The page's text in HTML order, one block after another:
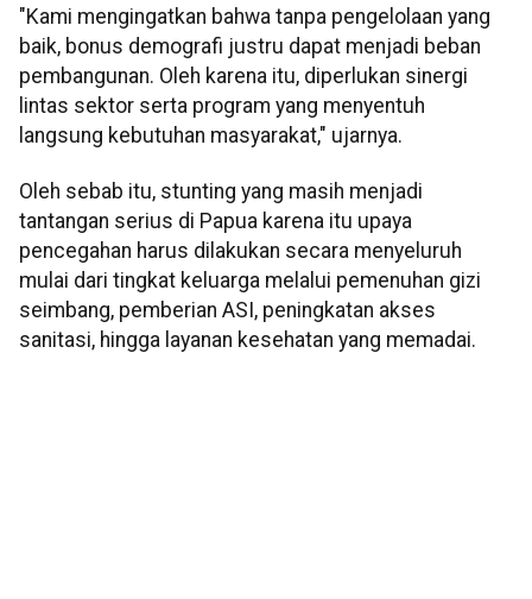
"Kami mengingatkan bahwa tanpa pengelolaan yang
baik, bonus demografi justru dapat menjadi beban
pembangunan. Oleh karena itu, diperlukan sinergi
lintas sektor serta program yang menyentuh
langsung kebutuhan masyarakat," ujarnya.
Oleh sebab itu, stunting yang masih menjadi
tantangan serius di Papua karena itu upaya
pencegahan harus dilakukan secara menyeluruh
mulai dari tingkat keluarga melalui pemenuhan gizi
seimbang, pemberian ASI, peningkatan akses
sanitasi, hingga layanan kesehatan yang memadai.